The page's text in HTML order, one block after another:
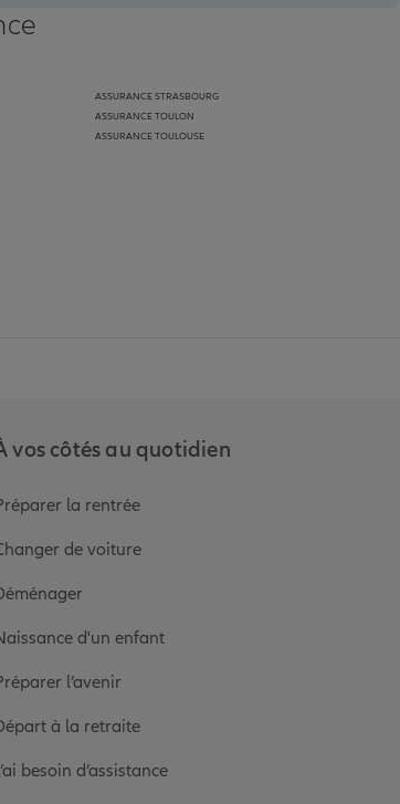
ASSURANCE STRASBOURG
ASSURANCE TOULON
ASSURANCE TOULOUSE
de Allianz
vos côtés au quotidien
la rentrée
de voiture
d'un enfant
l’avenir
à la retraite
besoin d’assistance